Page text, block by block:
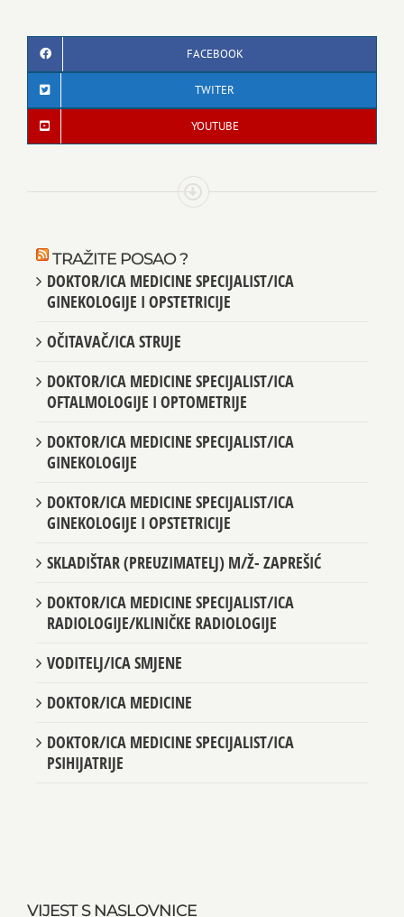
VIJEST S NASLOVNICE
FACEBOOK
TWITER
YOUTUBE
TRAŽITE POSAO ?
DOKTOR/ICA MEDICINE SPECIJALIST/ICA
GINEKOLOGIJE I OPSTETRICIJE
OČITAVAČ/ICA STRUJE
DOKTOR/ICA MEDICINE SPECIJALIST/ICA
OFTALMOLOGIJE I OPTOMETRIJE
DOKTOR/ICA MEDICINE SPECIJALIST/ICA
GINEKOLOGIJE
DOKTOR/ICA MEDICINE SPECIJALIST/ICA
GINEKOLOGIJE I OPSTETRICIJE
SKLADIŠTAR (PREUZIMATELJ) M/Ž- ZAPREŠIĆ
DOKTOR/ICA MEDICINE SPECIJALIST/ICA
RADIOLOGIJE/KLINIČKE RADIOLOGIJE
VODITELJ/ICA SMJENE
DOKTOR/ICA MEDICINE
DOKTOR/ICA MEDICINE SPECIJALIST/ICA
PSIHIJATRIJE